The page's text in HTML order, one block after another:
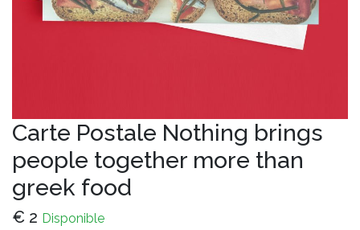
Carte Postale Nothing brings
people together more than
greek food
€ 2 Disponible